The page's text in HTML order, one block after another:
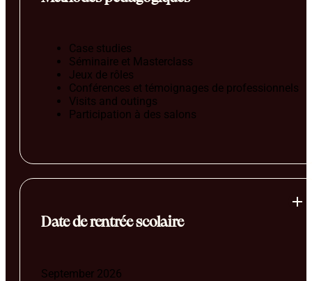
Case studies
Séminaire et Masterclass
Jeux de rôles
Conférences et témoignages de professionnels
Visits and outings
Participation à des salons
Date de rentrée scolaire
September 2026